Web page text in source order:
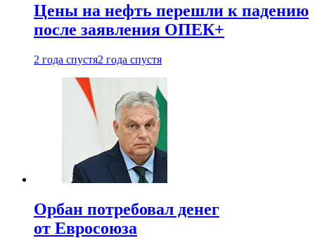
Цены на нефть перешли к падению
после заявления ОПЕК+
2 года спустя2 года спустя
Орбан потребовал денег
от Евросоюза